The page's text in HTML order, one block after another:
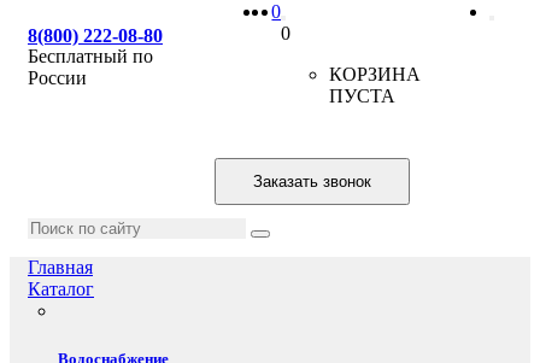
8(800) 222-08-80
Бесплатный по
России
0
0
КОРЗИНА
ПУСТА
Заказать звонок
Главная
Каталог
Водоснабжение